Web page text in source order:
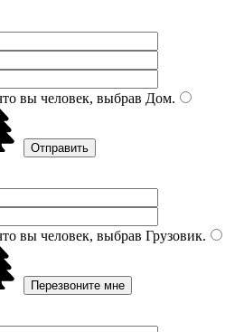
вы человек, выбрав Дом.
вы человек, выбрав Грузовик.